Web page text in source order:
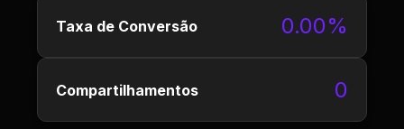
Taxa de Conversão 0.00%
Compartilhamentos 0